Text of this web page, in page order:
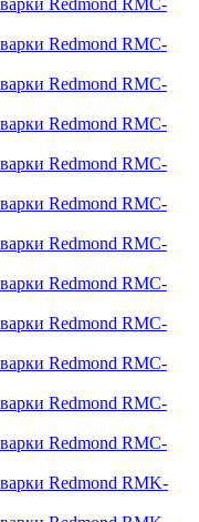
Redmond RMC-
Redmond RMC-
Redmond RMC-
Redmond RMC-
Redmond RMC-
Redmond RMC-
Redmond RMC-
Redmond RMC-
Redmond RMC-
Redmond RMC-
Redmond RMC-
Redmond RMC-
Redmond RMK-